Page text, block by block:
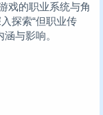
戏的职业系统与角
探索“但职业传
与影响。